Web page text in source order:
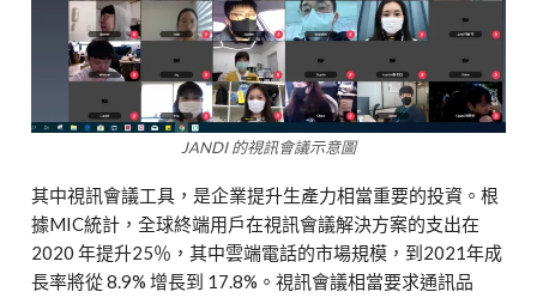
JANDI 的視訊會議示意圖
其中視訊會議工具，是企業提升生產力相當重要的投資。根
據MIC統計，全球終端用戶在視訊會議解決方案的支出在
2020 年提升25％，其中雲端電話的市場規模，到2021年成
長率將從 8.9% 增長到 17.8%。視訊會議相當要求通訊品